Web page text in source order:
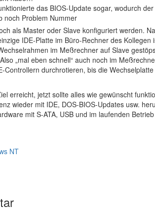
das BIOS-Update sogar, wodurch
noch Problem Nummer
als Master oder Slave konfiguriert werden.
IDE-Platte im Büro-Rechner des Kollegen
im Meßrechner auf Slave
„mal eben schnell“ auch noch im
Controllern durchrotieren, bis die
erreicht, jetzt sollte alles wie gewünscht
wieder mit IDE, DOS-BIOS-Updates usw.
mit S-ATA, USB und im laufenden
NT